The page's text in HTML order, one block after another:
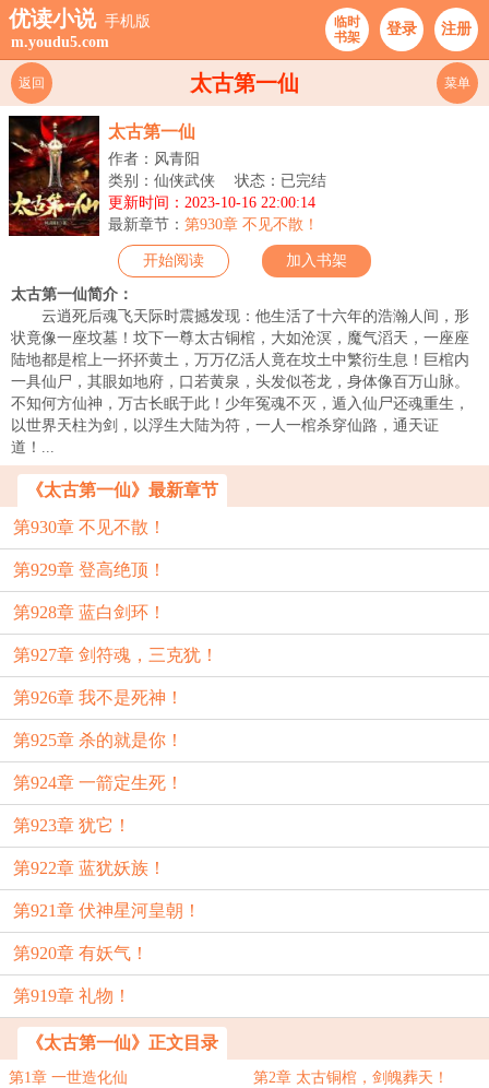
优读小说 手机版
m.youdu5.com
临时
书架
登录 注册
太古第一仙
返回 菜单
太古第一仙
作者：风青阳
类别：仙侠武侠
状态：已完结
更新时间：2023-10-16 22:00:14
最新章节： 第930章 不见不散！
开始阅读 加入书架
太古第一仙简介：
云逍死后魂飞天际时震撼发现：他生活了十六年的浩瀚人间，形
状竟像一座坟墓！坟下一尊太古铜棺，大如沧溟，魔气滔天，一座座
陆地都是棺上一抔抔黄土，万万亿活人竟在坟土中繁衍生息！巨棺内
一具仙尸，其眼如地府，口若黄泉，头发似苍龙，身体像百万山脉。
不知何方仙神，万古长眠于此！少年冤魂不灭，遁入仙尸还魂重生，
以世界天柱为剑，以浮生大陆为符，一人一棺杀穿仙路，通天证
道！...
《太古第一仙》最新章节
第930章 不见不散！
第929章 登高绝顶！
第928章 蓝白剑环！
第927章 剑符魂，三克犹！
第926章 我不是死神！
第925章 杀的就是你！
第924章 一箭定生死！
第923章 犹它！
第922章 蓝犹妖族！
第921章 伏神星河皇朝！
第920章 有妖气！
第919章 礼物！
《太古第一仙》正文目录
第1章 一世造化仙 第2章 太古铜棺，剑魄葬天！